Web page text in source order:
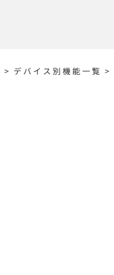
> デバイス別機能一覧 >